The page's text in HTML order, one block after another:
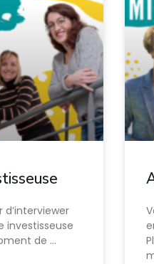
d’interviewer
investisseuse
de …